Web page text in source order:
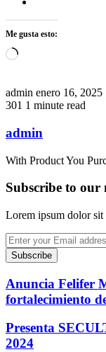
Me gusta esto:
Loading…
admin Send
an
enero 16, 2025
301 1 minute read
admin
With Product You
Subscribe to our
Lorem ipsum dolor sit
Enter
your
Email
address
Anuncia Felifer
fortalecimiento
Presenta
2024